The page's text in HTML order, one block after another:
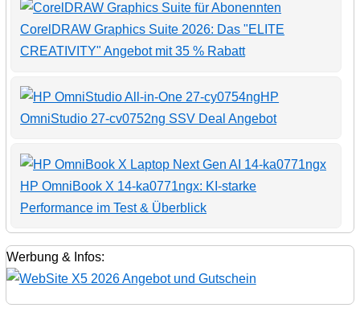
CorelDRAW Graphics Suite 2026: Das "ELITE
CREATIVITY" Angebot mit 35 % Rabatt
HP
OmniStudio 27-cv0752ng SSV Deal Angebot
HP OmniBook X 14-ka0771ngx: KI-starke
Performance im Test & Überblick
Werbung & Infos: